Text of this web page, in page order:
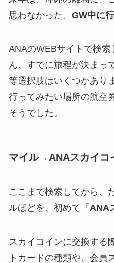
思わなかった、 GW中に
ANAのWEBサイトで検索
ん、すでに旅程が決まっ
等選択肢はいくつかあり
行ってみたい場所の航空
そうでした。
マイル→ANAスカイコ
ここまで検索してから、
ルほどを、初めて「 ANA
スカイコインに交換する
トカードの種類や、会員